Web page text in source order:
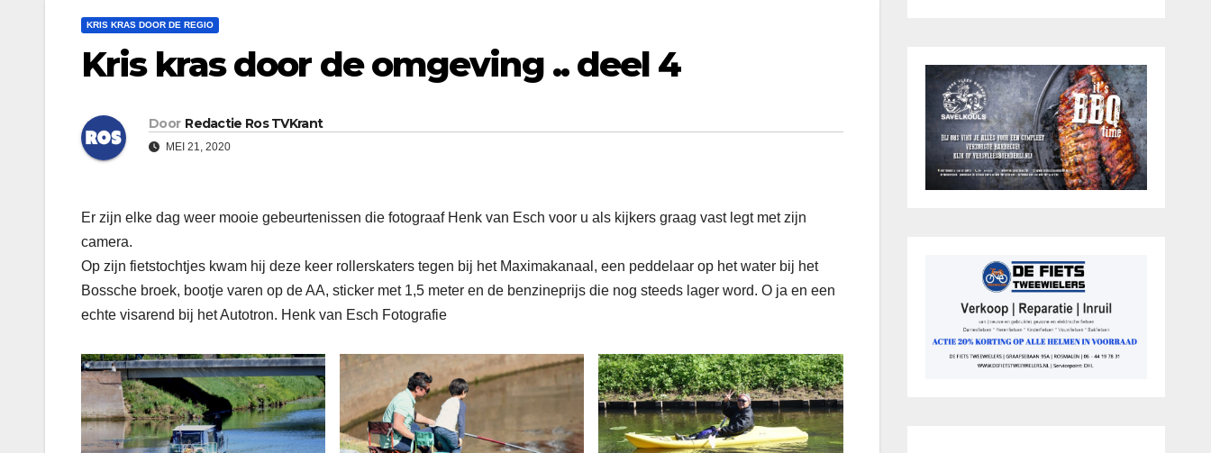
KRIS KRAS DOOR DE REGIO
Kris kras door de omgeving .. deel 4
Door Redactie Ros TVKrant
MEI 21, 2020
Er zijn elke dag weer mooie gebeurtenissen die fotograaf Henk van Esch voor u als kijkers graag vast legt met zijn
camera.
Op zijn fietstochtjes kwam hij deze keer rollerskaters tegen bij het Maximakanaal, een peddelaar op het water bij het
Bossche broek, bootje varen op de AA, sticker met 1,5 meter en de benzineprijs die nog steeds lager word. O ja en een
echte visarend bij het Autotron. Henk van Esch Fotografie